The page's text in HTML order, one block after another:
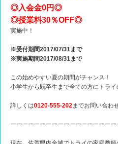
◎入会金0円◎
◎授業料30％OFF◎
実施中！
※受付期間2017/07/31まで
※実施期間2017/08/31まで
この始めやすい夏の期間がチャンス！
小学生から既卒生まで全ての方にトラ
詳しくは0120-555-202までお問い合わ
ーーーーーーーーーーーーーーーーー